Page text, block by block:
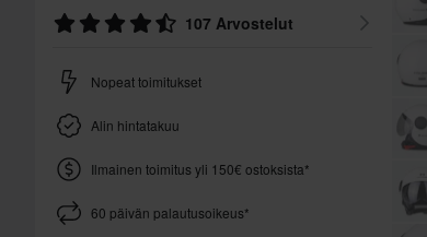
107 Arvostelut
Nopeat toimitukset
Alin hintatakuu
Ilmainen toimitus yli 150€ ostoksista*
60 päivän palautusoikeus*